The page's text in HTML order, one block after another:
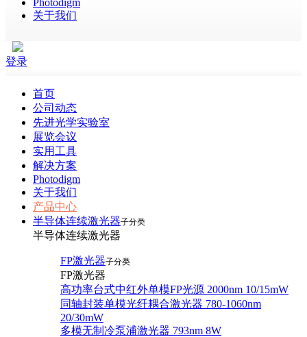
Photodigm
关于我们
登录
首页
公司动态
先进光学实验室
展览会议
实用工具
解决方案
Photodigm
关于我们
产品中心
半导体连续激光器子分类
半导体连续激光器
FP激光器子分类
FP激光器
高功率台式中红外单模FP光源 2000nm 10/15mW
同轴封装单模光纤耦合激光器 780-1060nm
20/30mW
多模无制冷泵浦激光器 793nm 8W